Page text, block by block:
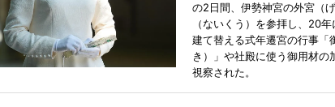
の2日間、伊勢神宮の外宮（
（ないくう）を参拝し、20
建て替える式年遷宮の行事「
き）」や社殿に使う御用材の
視察された。